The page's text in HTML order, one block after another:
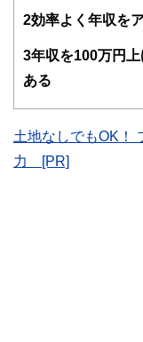
得者を中
験者で構
ドバイザー
ど150名以
2効率よく年収を
3年収を100万円
ある
土地なしでもOK！
力 [PR]